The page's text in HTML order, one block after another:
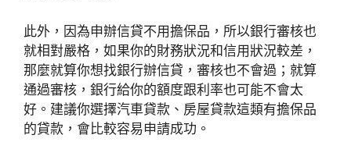
此外，因為申辦信貸不用擔保品，所以銀行審核也
就相對嚴格，如果你的財務狀況和信用狀況較差，
那麼就算你想找銀行辦信貸，審核也不會過；就算
通過審核，銀行給你的額度跟利率也可能不會太
好。建議你選擇汽車貸款、房屋貸款這類有擔保品
的貸款，會比較容易申請成功。